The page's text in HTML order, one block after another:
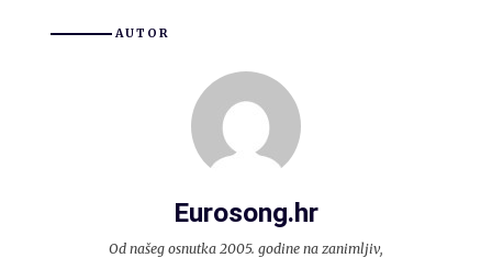
AUTOR
Eurosong.hr
Od našeg osnutka 2005. godine na zanimljiv,